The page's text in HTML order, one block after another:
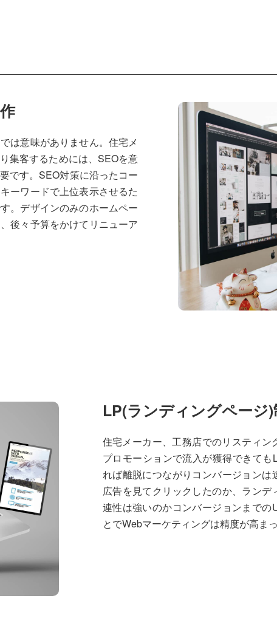
は意味がありません。住宅メ
集客するためには、SEOを意
です。SEO対策に沿ったコー
ーワードで上位表示させるた
。デザインのみのホームペー
後々予算をかけてリニューア
LP(ランディングページ
住宅メーカー、工務店でのリスティ
プロモーションで流入が獲得できて
れば離脱につながりコンバージョン
広告を見てクリックしたのか、ラン
連性は強いのかコンバージョンまで
とでWebマーケティングは精度が高ま